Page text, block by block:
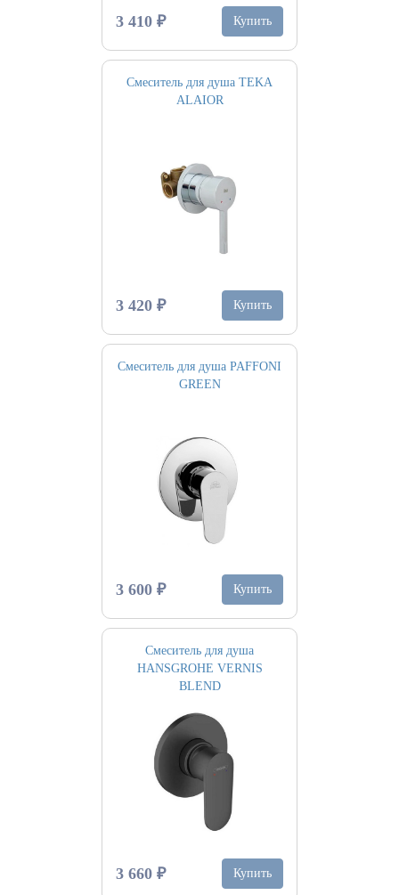
3 410 ₽ Купить
Смеситель для душа TEKA
ALAIOR
3 420 ₽ Купить
Смеситель для душа PAFFONI
GREEN
3 600 ₽ Купить
Смеситель для душа
HANSGROHE VERNIS
BLEND
3 660 ₽ Купить